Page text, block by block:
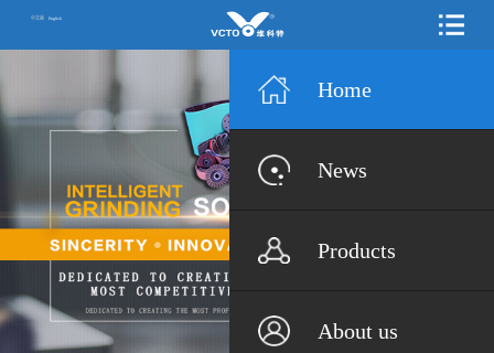
中文版 English
Home
News
Products
About us